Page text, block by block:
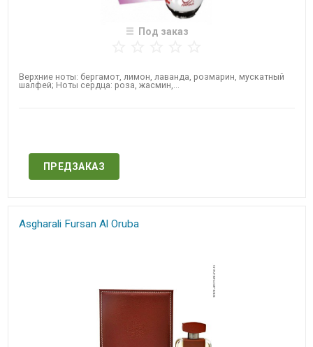
Под заказ
Верхние ноты: бергамот, лимон, лаванда, розмарин, мускатный
шалфей; Ноты сердца: роза, жасмин,...
ПРЕДЗАКАЗ
Asgharali Fursan Al Oruba